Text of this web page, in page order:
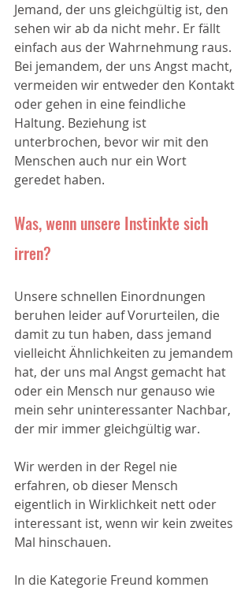
Jemand, der uns gleichgültig ist, den
sehen wir ab da nicht mehr. Er fällt
einfach aus der Wahrnehmung raus.
Bei jemandem, der uns Angst macht,
vermeiden wir entweder den Kontakt
oder gehen in eine feindliche
Haltung. Beziehung ist
unterbrochen, bevor wir mit den
Menschen auch nur ein Wort
geredet haben.
Was, wenn unsere Instinkte sich
irren?
Unsere schnellen Einordnungen
beruhen leider auf Vorurteilen, die
damit zu tun haben, dass jemand
vielleicht Ähnlichkeiten zu jemandem
hat, der uns mal Angst gemacht hat
oder ein Mensch nur genauso wie
mein sehr uninteressanter Nachbar,
der mir immer gleichgültig war.
Wir werden in der Regel nie
erfahren, ob dieser Mensch
eigentlich in Wirklichkeit nett oder
interessant ist, wenn wir kein zweites
Mal hinschauen.
In die Kategorie Freund kommen